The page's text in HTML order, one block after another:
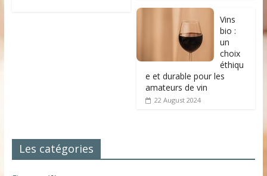
Vins
bio :
un
choix
éthiqu
e et durable pour les
amateurs de vin
22 August 2024
Les catégories